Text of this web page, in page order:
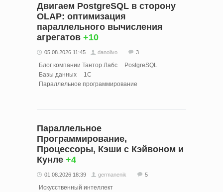
Двигаем PostgreSQL в сторону
OLAP: оптимизация
параллельного вычисления
агрегатов +10
05.08.2026 11:45 danolivo 3
Блог компании Тантор Лабс
PostgreSQL
Базы данных
1С
Параллельное программирование
Параллельное
Программирование,
Процессоры, Кэши с Кэйвоном и
Кунле +4
01.08.2026 18:39 germanenik 5
Искусственный интеллект